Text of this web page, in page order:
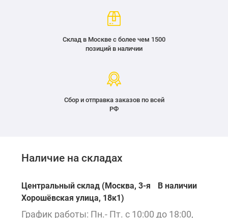
Склад в Москве с более чем 1500
позиций в наличии
Сбор и отправка заказов по всей
РФ
Наличие на складах
Центральный склад (Москва, 3-я
Хорошёвская улица, 18к1)
В наличии
График работы: Пн.- Пт. с 10:00 до 18:00,